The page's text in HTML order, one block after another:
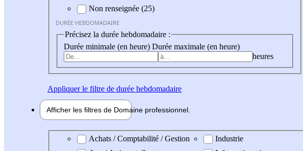
Non renseignée (25)
DURÉE HEBDOMADAIRE
Précisez la durée hebdomadaire :
Durée minimale (en heure) Durée maximale (en heure)
heures
Appliquerle filtre de durée hebdomadaire
Afficher les filtres de Domaine professionnel
Domaine professionel
Achats / Comptabilité / Gestion
Industrie